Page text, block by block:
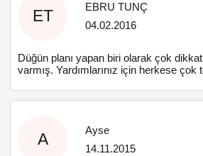
ET
EBRU TUNÇ
04.02.2016
Düğün planı yapan biri olarak çok
varmış. Yardımlarınız için herkese çok
A
Ayse
14.11.2015